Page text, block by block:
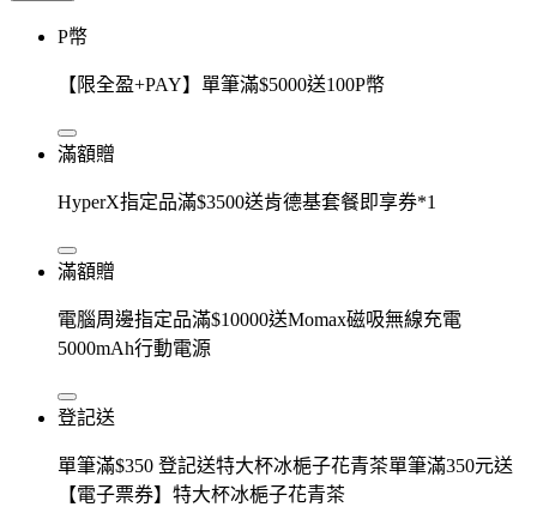
P幣
【限全盈+PAY】單筆滿$5000送100P幣
滿額贈
HyperX指定品滿$3500送肯德基套餐即享券*1
滿額贈
電腦周邊指定品滿$10000送Momax磁吸無線充電
5000mAh行動電源
登記送
單筆滿$350 登記送特大杯冰梔子花青茶單筆滿350元送
【電子票券】特大杯冰梔子花青茶